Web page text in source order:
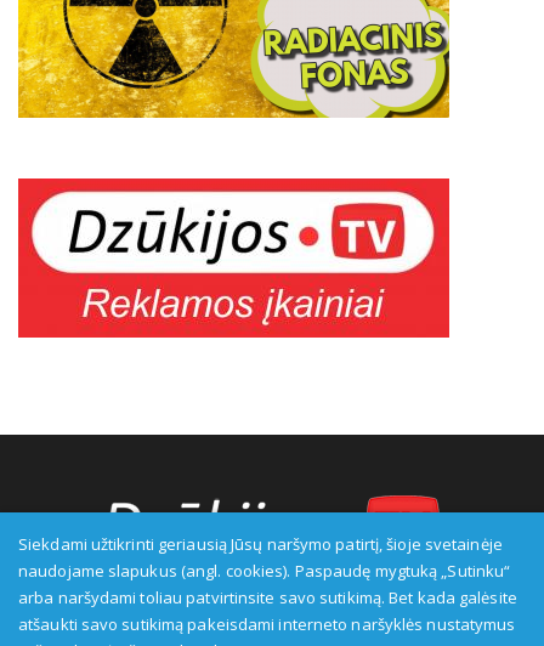
Transliuotojas: VšĮ Alytaus regioninė televizija, įmonės kodas:
149916583, adresas: Kranto g. 33, LT-62147 Alytus, priežiūros
Siekdami užtikrinti geriausią Jūsų naršymo patirtį, šioje svetainėje
naudojame slapukus (angl. cookies). Paspaudę mygtuką „Sutinku“
arba naršydami toliau patvirtinsite savo sutikimą. Bet kada galėsite
atšaukti savo sutikimą pakeisdami interneto naršyklės nustatymus